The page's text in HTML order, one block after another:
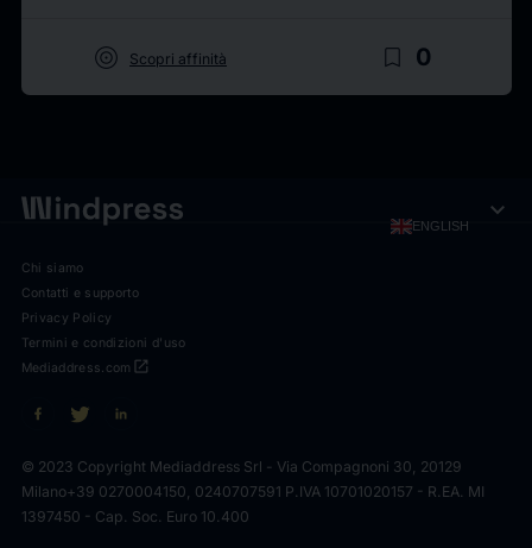
target Scopri affinità bookmark_border 0
ENGLISH expand_more
Chi siamo
Contatti e supporto
Privacy Policy
Termini e condizioni d'uso
open_in_new
Mediaddress.com
© 2023 Copyright Mediaddress Srl - Via Compagnoni 30, 20129
Milano+39 0270004150, 0240707591 P.IVA 10701020157 - R.EA. MI
1397450 - Cap. Soc. Euro 10.400